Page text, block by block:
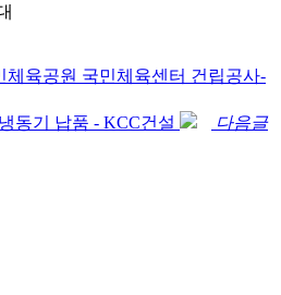
체육공원 국민체육센터 건립공사-
동기 납품 - KCC건설
다음글